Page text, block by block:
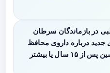
در بازماندگان سرطان
جدید درباره داروی محافظ
سال یا بیشتر